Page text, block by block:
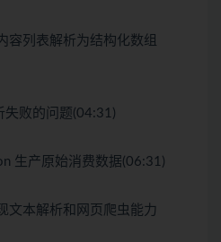
容列表解析为结构化数组
败的问题(04:31)
生产原始消费数据(06:31)
文本解析和网页爬虫能力